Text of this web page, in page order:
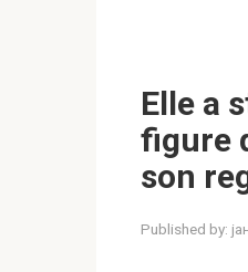
Elle a
figure
son
Published by: